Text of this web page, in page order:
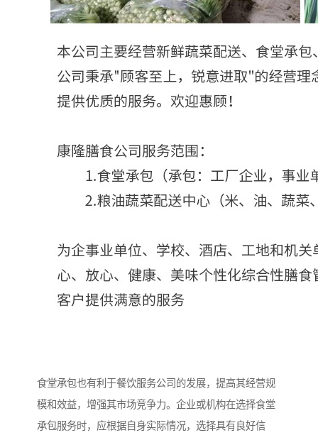
食堂承包也有利于餐饮服务公司的发展，提高其经营规
模和效益，增强其市场竞争力。企业或机构在选择食堂
承包服务时，应根据自身实际情况，选择具有良好信